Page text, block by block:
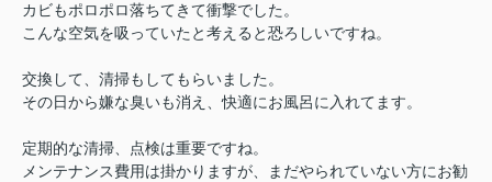
カビもポロポロ落ちてきて衝撃でした。
こんな空気を吸っていたと考えると恐ろしいですね。
交換して、清掃もしてもらいました。
その日から嫌な臭いも消え、快適にお風呂に入れてます。
定期的な清掃、点検は重要ですね。
メンテナンス費用は掛かりますが、まだやられていない方にお勧